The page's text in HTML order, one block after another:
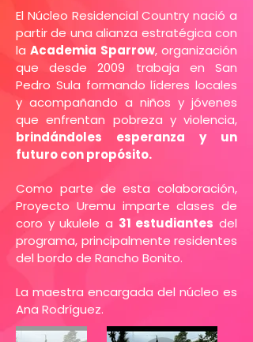
El Núcleo Residencial Country nació a
partir de una alianza estratégica con
laAcademia Sparrow, organización
que desde 2009 trabaja en San
Pedro Sula formando líderes locales
y acompañando a niños y jóvenes
que enfrentan pobreza y violencia,
brindándoles esperanza y un
futuro con propósito.
Como parte de esta colaboración,
Proyecto Uremu imparte clases de
coro y ukulele a 31 estudiantes del
programa, principalmente residentes
del bordo de Rancho Bonito.
La maestra encargada del núcleo es
Ana Rodríguez.